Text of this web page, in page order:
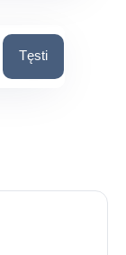
Ieškoti šalies
Tęsti